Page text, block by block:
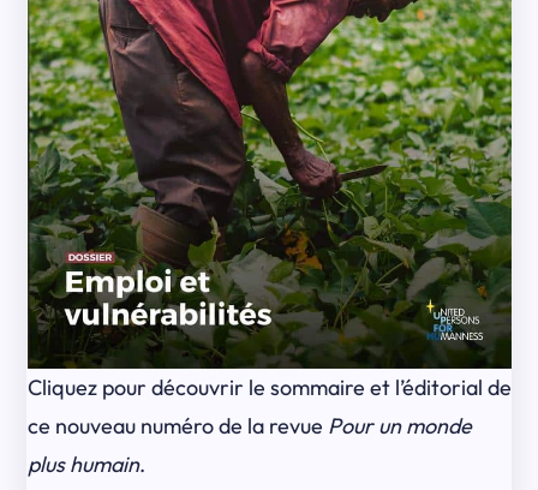
Cliquez pour découvrir le sommaire et l’éditorial de
ce nouveau numéro de la revue Pour un monde
plus humain.